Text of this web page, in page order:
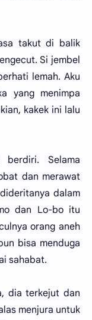
takut di balik
Si jembel
lemah. Aku
yang menimpa
kakek ini lalu
Selama
dan merawat
dalam
dan Lo-bo itu
orang aneh
bisa menduga
sahabat.
dia terkejut dan
menjura untuk